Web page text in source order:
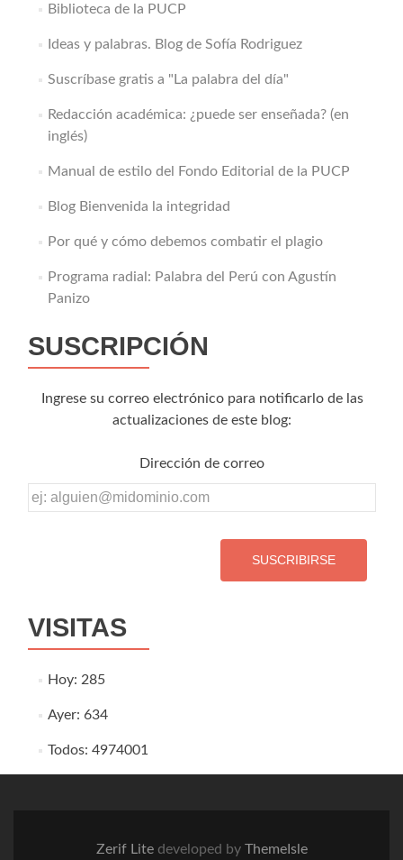
Biblioteca de la PUCP
Ideas y palabras. Blog de Sofía Rodriguez
Suscríbase gratis a "La palabra del día"
Redacción académica: ¿puede ser enseñada? (en
inglés)
Manual de estilo del Fondo Editorial de la PUCP
Blog Bienvenida la integridad
Por qué y cómo debemos combatir el plagio
Programa radial: Palabra del Perú con Agustín
Panizo
SUSCRIPCIÓN
Ingrese su correo electrónico para notificarlo de las
actualizaciones de este blog:
Dirección de correo
Dirección
de
correo
VISITAS
Hoy: 285
Ayer: 634
Todos: 4974001
Zerif Lite developed by ThemeIsle